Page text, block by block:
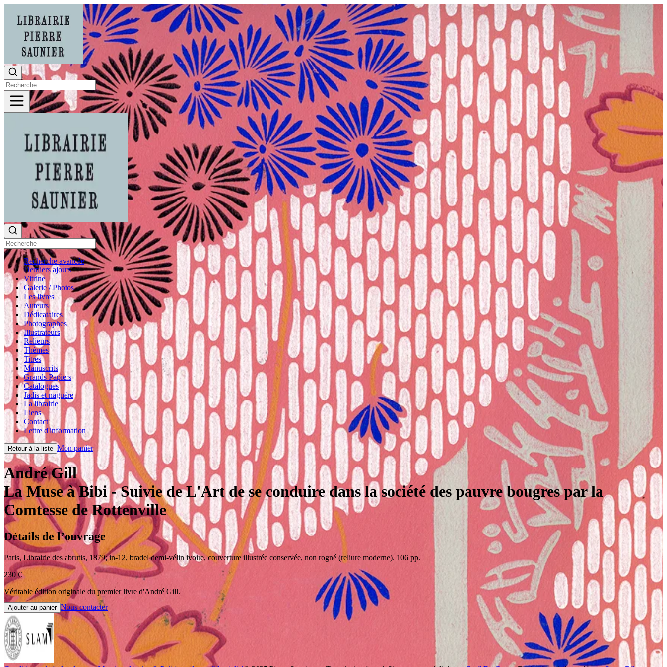
Recherche avancée
Derniers ajouts
Vitrine
Galerie / Photos
Les livres
Auteurs
Dédicataires
Photographes
Illustrateurs
Relieurs
Thèmes
Titres
Manuscrits
Grands Papiers
Catalogues
Jadis et naguère
La librairie
Liens
Contact
Lettre d'information
Retour à la liste Mon panier
André Gill
La Muse à Bibi - Suivie de L'Art de se conduire dans la société des pauvre bougres par la
Comtesse de Rottenville
Détails de l’ouvrage
Paris, Librairie des abrutis, 1879; in-12, bradel demi-vélin ivoire, couverture illustrée conservée, non rogné (reliure moderne). 106 pp.
230€
Véritable édition originale du premier livre d'André Gill.
Ajouter au panier Nous contacter